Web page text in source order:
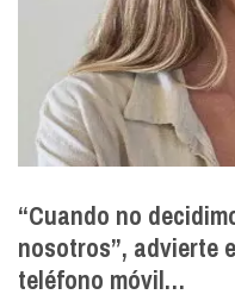
“Cuando no
nosotros”, advierte
teléfono móvil…